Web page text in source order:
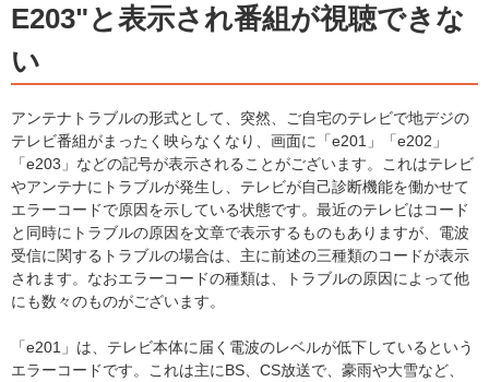
E203"と表示され番組が視聴できな
い
アンテナトラブルの形式として、突然、ご自宅のテレビで地デジの
テレビ番組がまったく映らなくなり、画面に「e201」「e202」
「e203」などの記号が表示されることがございます。これはテレビ
やアンテナにトラブルが発生し、テレビが自己診断機能を働かせて
エラーコードで原因を示している状態です。最近のテレビはコード
と同時にトラブルの原因を文章で表示するものもありますが、電波
受信に関するトラブルの場合は、主に前述の三種類のコードが表示
されます。なおエラーコードの種類は、トラブルの原因によって他
にも数々のものがございます。
「e201」は、テレビ本体に届く電波のレベルが低下しているという
エラーコードです。これは主にBS、CS放送で、豪雨や大雪など、